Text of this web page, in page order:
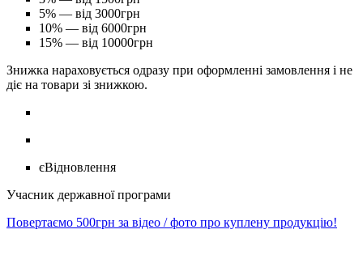
5% — від 3000грн
10% — від 6000грн
15% — від 10000грн
Знижка нараховується одразу при оформленні замовлення і не
діє на товари зі знижкою.
єВідновлення
Учасник державної програми
Повертаємо 500грн за відео / фото про куплену продукцію!